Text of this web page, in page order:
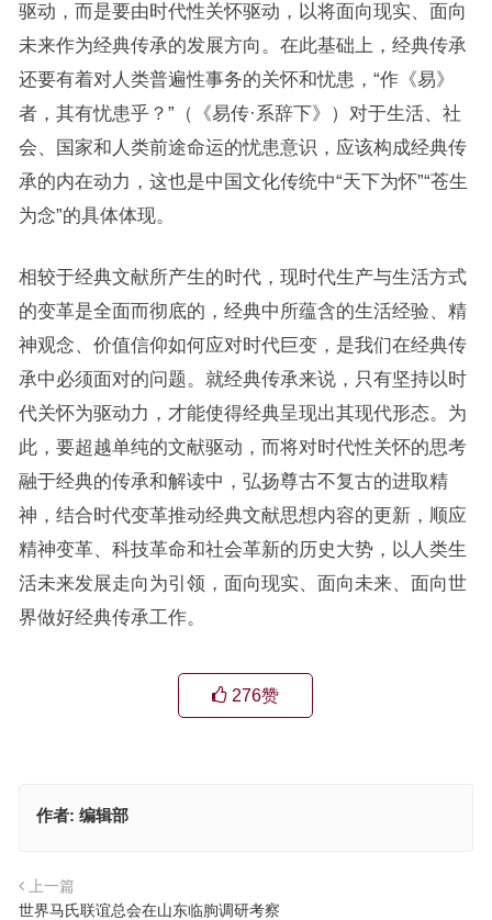
驱动，而是要由时代性关怀驱动，以将面向现实、面向
未来作为经典传承的发展方向。在此基础上，经典传承
还要有着对人类普遍性事务的关怀和忧患，“作《易》
者，其有忧患乎？”（《易传·系辞下》）对于生活、社
会、国家和人类前途命运的忧患意识，应该构成经典传
承的内在动力，这也是中国文化传统中“天下为怀”“苍生
为念”的具体体现。
相较于经典文献所产生的时代，现时代生产与生活方式
的变革是全面而彻底的，经典中所蕴含的生活经验、精
神观念、价值信仰如何应对时代巨变，是我们在经典传
承中必须面对的问题。就经典传承来说，只有坚持以时
代关怀为驱动力，才能使得经典呈现出其现代形态。为
此，要超越单纯的文献驱动，而将对时代性关怀的思考
融于经典的传承和解读中，弘扬尊古不复古的进取精
神，结合时代变革推动经典文献思想内容的更新，顺应
精神变革、科技革命和社会革新的历史大势，以人类生
活未来发展走向为引领，面向现实、面向未来、面向世
界做好经典传承工作。
276赞
作者: 编辑部
上一篇
世界马氏联谊总会在山东临朐调研考察